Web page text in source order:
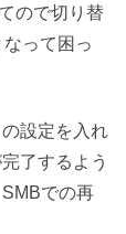
ので切り替
って困っ
設定を入れ
了するよう
での再